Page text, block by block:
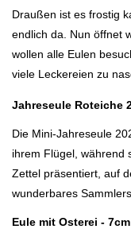
Draußen ist es frostig
endlich da. Nun öffnet
wollen alle Eulen
viele Leckereien zu
Jahreseule Roteiche
Die Mini-Jahreseule
ihrem Flügel, während
Zettel präsentiert, auf
wunderbares
Eule mit Osterei - 7cm